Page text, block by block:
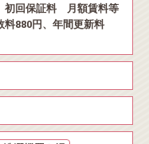
初回保証料 月額賃料等
料880円、年間更新料